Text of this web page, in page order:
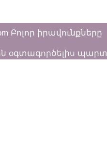
Բոլոր իրավունքները
օգտագործելիս